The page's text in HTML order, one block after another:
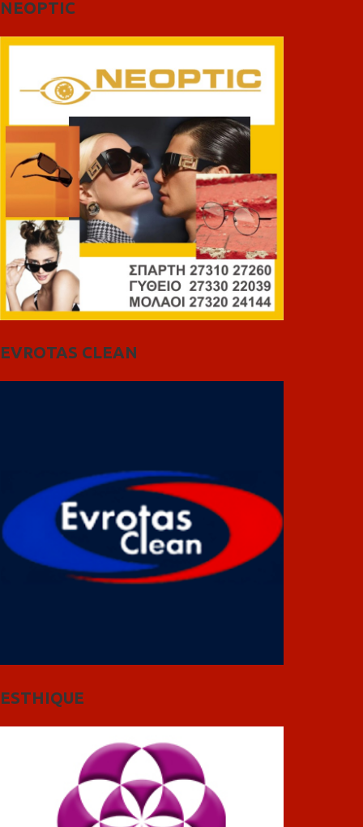
NEOPTIC
EVROTAS CLEAN
ESTHIQUE